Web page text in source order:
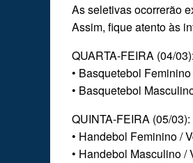
As seletivas ocorrerão
Assim, fique atento às
QUARTA-FEIRA (04/03):
• Basquetebol
• Basquetebol
QUINTA-FEIRA (05/03):
• Handebol Feminino /
• Handebol Masculino